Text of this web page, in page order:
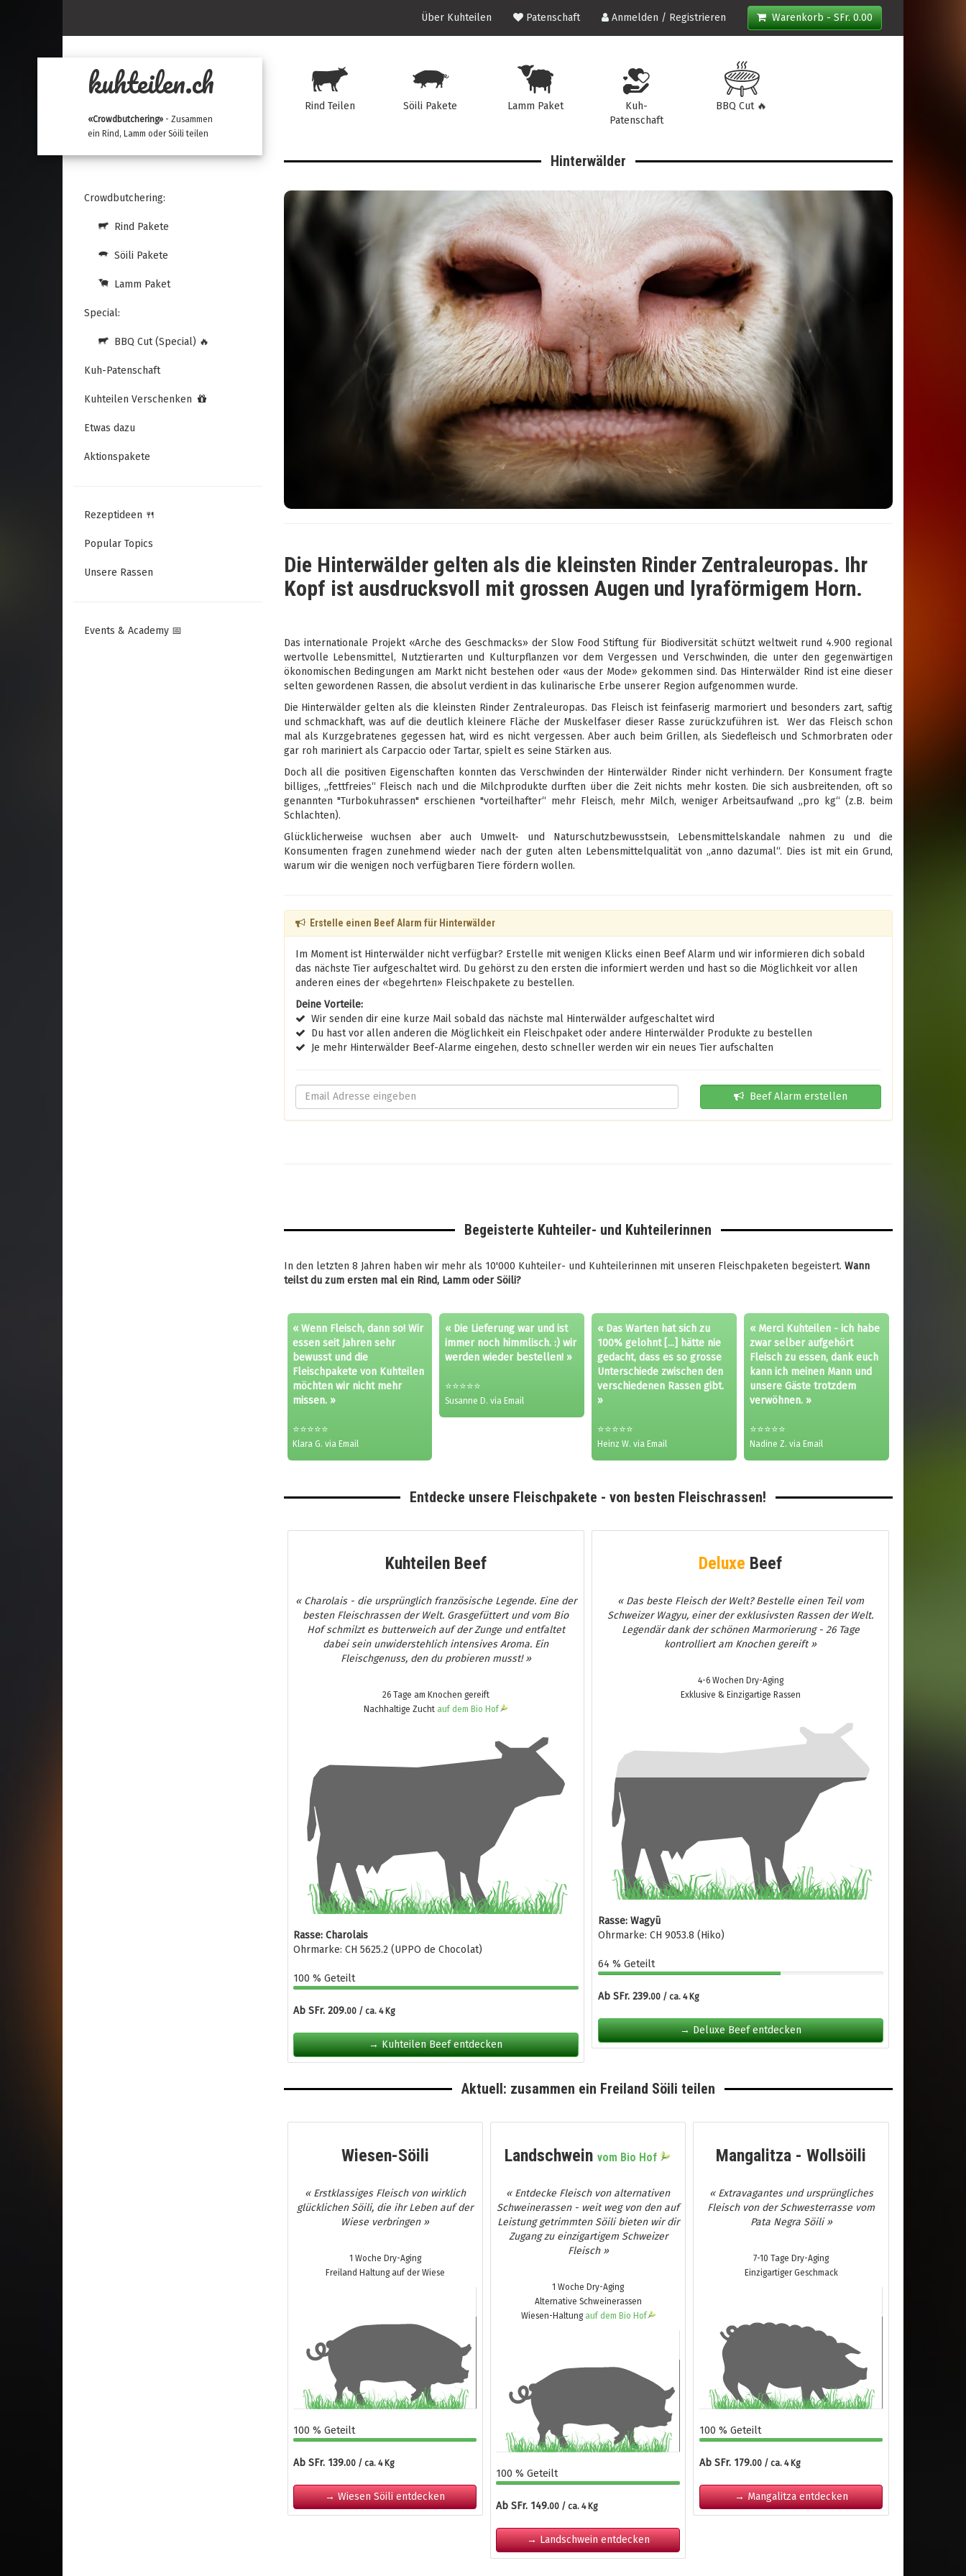
Warenkorb - SFr. 0.00
Über Kuhteilen Patenschaft Anmelden / Registrieren
kuhteilen.ch
«Crowdbutchering» - Zusammen
ein Rind, Lamm oder Söili teilen
Crowdbutchering:
Rind Pakete
Söili Pakete
Lamm Paket
Special:
BBQ Cut (Special) 🔥
Kuh-Patenschaft
Kuhteilen Verschenken
Etwas dazu
Aktionspakete
Rezeptideen 🍴
Popular Topics
Unsere Rassen
Events & Academy 📅
Rind Teilen Söili Pakete Lamm Paket
Kuh-
Patenschaft
BBQ Cut 🔥
Hinterwälder
Die Hinterwälder gelten als die kleinsten Rinder Zentraleuropas. Ihr
Kopf ist ausdrucksvoll mit grossen Augen und lyraförmigem Horn.
Das internationale Projekt «Arche des Geschmacks» der Slow Food Stiftung für Biodiversität schützt weltweit rund 4.900 regional
wertvolle Lebensmittel, Nutztierarten und Kulturpflanzen vor dem Vergessen und Verschwinden, die unter den gegenwärtigen
ökonomischen Bedingungen am Markt nicht bestehen oder «aus der Mode» gekommen sind. Das Hinterwälder Rind ist eine dieser
selten gewordenen Rassen, die absolut verdient in das kulinarische Erbe unserer Region aufgenommen wurde.
Die Hinterwälder gelten als die kleinsten Rinder Zentraleuropas. Das Fleisch ist feinfaserig marmoriert und besonders zart, saftig
und schmackhaft, was auf die deutlich kleinere Fläche der Muskelfaser dieser Rasse zurückzuführen ist. Wer das Fleisch schon
mal als Kurzgebratenes gegessen hat, wird es nicht vergessen. Aber auch beim Grillen, als Siedefleisch und Schmorbraten oder
gar roh mariniert als Carpaccio oder Tartar, spielt es seine Stärken aus.
Doch all die positiven Eigenschaften konnten das Verschwinden der Hinterwälder Rinder nicht verhindern. Der Konsument fragte
billiges, „fettfreies“ Fleisch nach und die Milchprodukte durften über die Zeit nichts mehr kosten. Die sich ausbreitenden, oft so
genannten "Turbokuhrassen" erschienen "vorteilhafter“ mehr Fleisch, mehr Milch, weniger Arbeitsaufwand „pro kg“ (z.B. beim
Schlachten).
Glücklicherweise wuchsen aber auch Umwelt- und Naturschutzbewusstsein, Lebensmittelskandale nahmen zu und die
Konsumenten fragen zunehmend wieder nach der guten alten Lebensmittelqualität von „anno dazumal“. Dies ist mit ein Grund,
warum wir die wenigen noch verfügbaren Tiere fördern wollen.
Erstelle einen Beef Alarm für Hinterwälder
Im Moment ist Hinterwälder nicht verfügbar? Erstelle mit wenigen Klicks einen Beef Alarm und wir informieren dich sobald
das nächste Tier aufgeschaltet wird. Du gehörst zu den ersten die informiert werden und hast so die Möglichkeit vor allen
anderen eines der «begehrten» Fleischpakete zu bestellen.
Deine Vorteile:
Wir senden dir eine kurze Mail sobald das nächste mal Hinterwälder aufgeschaltet wird
Du hast vor allen anderen die Möglichkeit ein Fleischpaket oder andere Hinterwälder Produkte zu bestellen
Je mehr Hinterwälder Beef-Alarme eingehen, desto schneller werden wir ein neues Tier aufschalten
Beef Alarm erstellen
Begeisterte Kuhteiler- und Kuhteilerinnen
In den letzten 8 Jahren haben wir mehr als 10'000 Kuhteiler- und Kuhteilerinnen mit unseren Fleischpaketen begeistert. Wann
teilst du zum ersten mal ein Rind, Lamm oder Söili?
« Wenn Fleisch, dann so! Wir
essen seit Jahren sehr
bewusst und die
Fleischpakete von Kuhteilen
möchten wir nicht mehr
missen. »
⭐⭐⭐⭐⭐
Klara G. via Email
« Die Lieferung war und ist
immer noch himmlisch. :) wir
werden wieder bestellen! »
⭐⭐⭐⭐⭐
Susanne D. via Email
« Das Warten hat sich zu
100% gelohnt [...] hätte nie
gedacht, dass es so grosse
Unterschiede zwischen den
verschiedenen Rassen gibt.
»
⭐⭐⭐⭐⭐
Heinz W. via Email
« Merci Kuhteilen - ich habe
zwar selber aufgehört
Fleisch zu essen, dank euch
kann ich meinen Mann und
unsere Gäste trotzdem
verwöhnen. »
⭐⭐⭐⭐⭐
Nadine Z. via Email
Entdecke unsere Fleischpakete - von besten Fleischrassen!
Kuhteilen Beef
« Charolais - die ursprünglich französische Legende. Eine der
besten Fleischrassen der Welt. Grasgefüttert und vom Bio
Hof schmilzt es butterweich auf der Zunge und entfaltet
dabei sein unwiderstehlich intensives Aroma. Ein
Fleischgenuss, den du probieren musst! »
26 Tage am Knochen gereift
Nachhaltige Zucht auf dem Bio Hof
Rasse: Charolais
Ohrmarke: CH 5625.2 (UPPO de Chocolat)
100 % Geteilt
Ab SFr. 209.00 / ca. 4 Kg
→ Kuhteilen Beef entdecken
Deluxe Beef
« Das beste Fleisch der Welt? Bestelle einen Teil vom
Schweizer Wagyu, einer der exklusivsten Rassen der Welt.
Legendär dank der schönen Marmorierung - 26 Tage
kontrolliert am Knochen gereift »
4-6 Wochen Dry-Aging
Exklusive & Einzigartige Rassen
Rasse: Wagyū
Ohrmarke: CH 9053.8 (Hiko)
64 % Geteilt
Ab SFr. 239.00 / ca. 4 Kg
→ Deluxe Beef entdecken
Aktuell: zusammen ein Freiland Söili teilen
Wiesen-Söili
« Erstklassiges Fleisch von wirklich
glücklichen Söili, die ihr Leben auf der
Wiese verbringen »
1 Woche Dry-Aging
Freiland Haltung auf der Wiese
100 % Geteilt
Ab SFr. 139.00 / ca. 4 Kg
→ Wiesen Söili entdecken
Landschweinvom Bio Hof
« Entdecke Fleisch von alternativen
Schweinerassen - weit weg von den auf
Leistung getrimmten Söili bieten wir dir
Zugang zu einzigartigem Schweizer
Fleisch »
1 Woche Dry-Aging
Alternative Schweinerassen
Wiesen-Haltung auf dem Bio Hof
100 % Geteilt
Ab SFr. 149.00 / ca. 4 Kg
→ Landschwein entdecken
Mangalitza - Wollsöili
« Extravagantes und ursprüngliches
Fleisch von der Schwesterrasse vom
Pata Negra Söili »
7-10 Tage Dry-Aging
Einzigartiger Geschmack
100 % Geteilt
Ab SFr. 179.00 / ca. 4 Kg
→ Mangalitza entdecken